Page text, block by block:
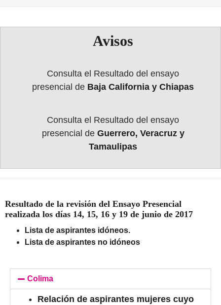
Avisos
Consulta el Resultado del ensayo
presencial de Baja California y Chiapas
Consulta el Resultado del ensayo
presencial de Guerrero, Veracruz y
Tamaulipas
Resultado de la revisión del Ensayo Presencial
realizada los días 14, 15, 16 y 19 de junio de 2017
Lista de aspirantes idóneos.
Lista de aspirantes no idóneos
Colima
Relación de aspirantes mujeres cuyo